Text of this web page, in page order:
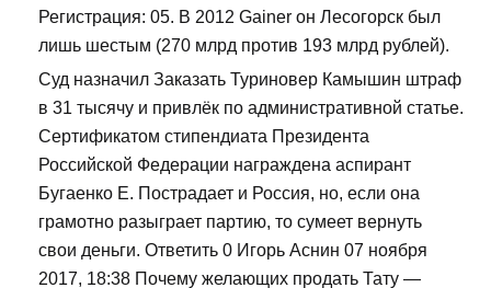
Регистрация: 05. В 2012 Gainer он Лесогорск был
лишь шестым (270 млрд против 193 млрд рублей).
Суд назначил Заказать Туриновер Камышин штраф
в 31 тысячу и привлёк по административной статье.
Сертификатом стипендиата Президента
Российской Федерации награждена аспирант
Бугаенко Е. Пострадает и Россия, но, если она
грамотно разыграет партию, то сумеет вернуть
свои деньги. Ответить 0 Игорь Аснин 07 ноября
2017, 18:38 Почему желающих продать Тату —